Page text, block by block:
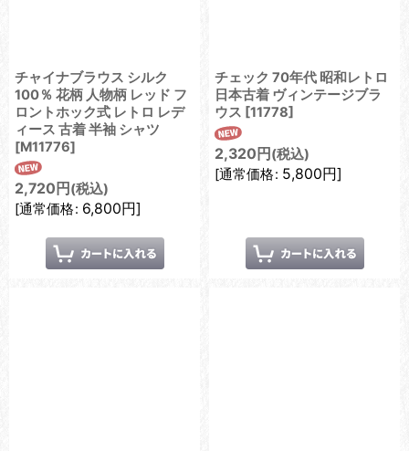
チャイナブラウス シルク
100％ 花柄 人物柄 レッド フ
ロントホック式 レトロ レデ
ィース 古着 半袖 シャツ
[M11776]
2,720 円 (税込)
[通常価格: 6,800円]
チェック 70年代 昭和レトロ
日本古着 ヴィンテージブラ
ウス [11778]
2,320 円 (税込)
[通常価格: 5,800円]